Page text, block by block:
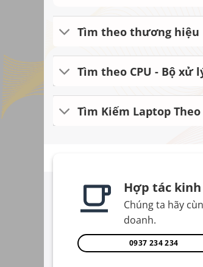
Tìm theo thương hiệu
Tìm theo CPU - Bộ xử
Tìm Kiếm Laptop
Hợp tác
Chúng ta hãy
doanh.
0937 234 234